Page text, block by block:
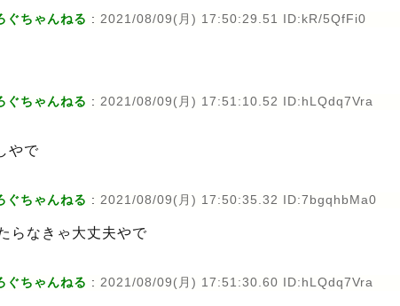
ぐちゃんねる : 2021/08/09(月) 17:50:29.51 ID:kR/5QfFi0
ぐちゃんねる : 2021/08/09(月) 17:51:10.52 ID:hLQdq7Vra
やで
ぐちゃんねる : 2021/08/09(月) 17:50:35.32 ID:7bgqhbMa0
らなきゃ大丈夫やで
ぐちゃんねる : 2021/08/09(月) 17:51:30.60 ID:hLQdq7Vra